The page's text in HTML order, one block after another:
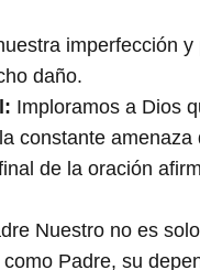
imperfección
daño.
Imploramos a Dios
constante amenaza
de la oración
Nuestro no es
Padre, su